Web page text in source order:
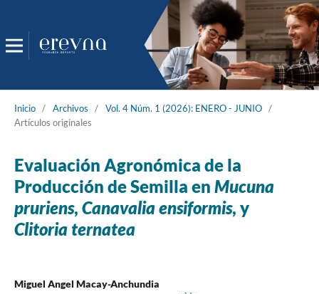
Inicio / Archivos / Vol. 4 Núm. 1 (2026): ENERO - JUNIO /
Artículos originales
Evaluación Agronómica de la
Producción de Semilla en Mucuna
pruriens, Canavalia ensiformis, y
Clitoria ternatea
Miguel Angel Macay-Anchundia